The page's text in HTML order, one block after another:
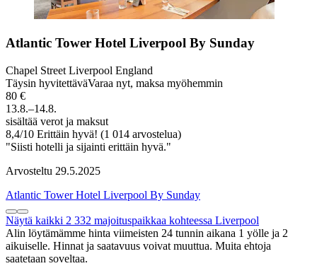
Atlantic Tower Hotel Liverpool By Sunday
Chapel Street Liverpool England
Täysin hyvitettäväVaraa nyt, maksa myöhemmin
80 €
13.8.–14.8.
sisältää verot ja maksut
8,4/10 Erittäin hyvä! (1 014 arvostelua)
"Siisti hotelli ja sijainti erittäin hyvä."
Arvosteltu 29.5.2025
Atlantic Tower Hotel Liverpool By Sunday
Näytä kaikki 2 332 majoituspaikkaa kohteessa Liverpool
Alin löytämämme hinta viimeisten 24 tunnin aikana 1 yölle ja 2
aikuiselle. Hinnat ja saatavuus voivat muuttua. Muita ehtoja
saatetaan soveltaa.